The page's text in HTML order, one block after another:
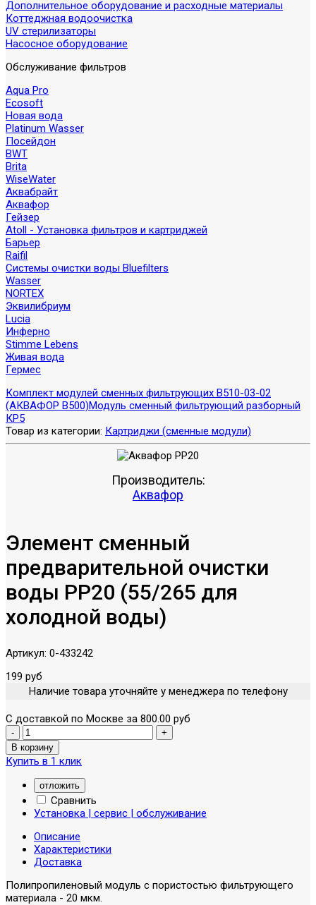
Дополнительное оборудование и расходные материалы
Коттеджная водоочистка
UV стерилизаторы
Насосное оборудование
Обслуживание фильтров
Aqua Pro
Ecosoft
Новая вода
Platinum Wasser
Посейдон
BWT
Brita
WiseWater
Аквабрайт
Аквафор
Гейзер
Atoll - Установка фильтров и картриджей
Барьер
Raifil
Системы очистки воды Bluefilters
Wasser
NORTEX
Эквилибриум
Lucia
Инферно
Stimme Lebens
Живая вода
Гермес
Комплект модулей сменных фильтрующих В510-03-02
(АКВАФОР В500)Модуль сменный фильтрующий разборный
КР5
Товар из категории: Картриджи (сменные модули)
Производитель:
Аквафор
Элемент сменный
предварительной очистки
воды РР20 (55/265 для
холодной воды)
Артикул: 0-433242
199 руб
Наличие товара уточняйте у менеджера по телефону
С доставкой по Москве за 800.00 руб
Купить в 1 клик
отложить
Сравнить
Установка | сервис | обслуживание
Описание
Характеристики
Доставка
Полипропиленовый модуль с пористостью фильтрующего
материала - 20 мкм.